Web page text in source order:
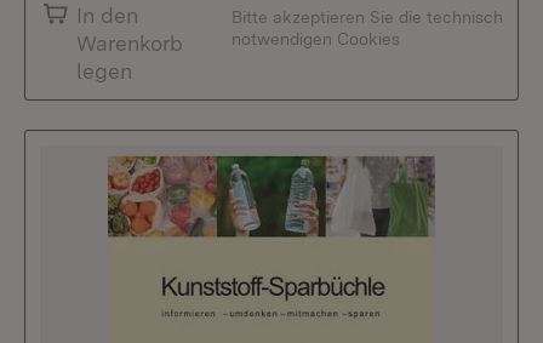
In den
Warenkorb
legen
Bitte akzeptieren Sie die technisch
notwendigen Cookies